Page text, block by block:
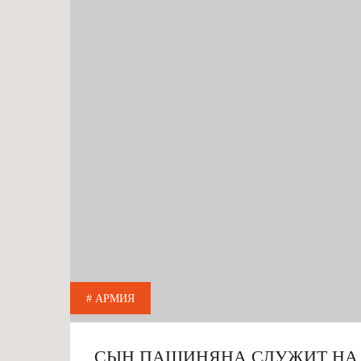
# АРМИЯ
СЫН ПАШИНЯНА СЛУЖИТ НА